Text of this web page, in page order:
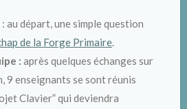
: au départ, une simple question
de la Forge Primaire.
: après quelques échanges sur
9 enseignants se sont réunis
Clavier” qui deviendra